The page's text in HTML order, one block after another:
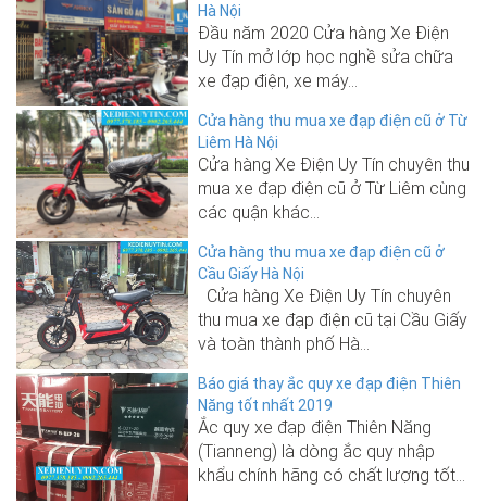
Hà Nội
Đầu năm 2020 Cửa hàng Xe Điện
Uy Tín mở lớp học nghề sửa chữa
xe đạp điện, xe máy...
Cửa hàng thu mua xe đạp điện cũ ở Từ
Liêm Hà Nội
Cửa hàng Xe Điện Uy Tín chuyên thu
mua xe đạp điện cũ ở Từ Liêm cùng
các quận khác...
Cửa hàng thu mua xe đạp điện cũ ở
Cầu Giấy Hà Nội
Cửa hàng Xe Điện Uy Tín chuyên
thu mua xe đạp điện cũ tại Cầu Giấy
và toàn thành phố Hà...
Báo giá thay ắc quy xe đạp điện Thiên
Năng tốt nhất 2019
Ắc quy xe đạp điện Thiên Năng
(Tianneng) là dòng ắc quy nhập
khẩu chính hãng có chất lượng tốt...